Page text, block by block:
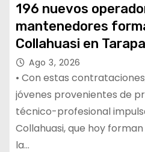
196 nuevos
mantenedores
Collahuasi en
a la compañía
Ago 3, 2026
• Con estas
jóvenes provenientes de
técnico-profesional
Collahuasi, que hoy
la…